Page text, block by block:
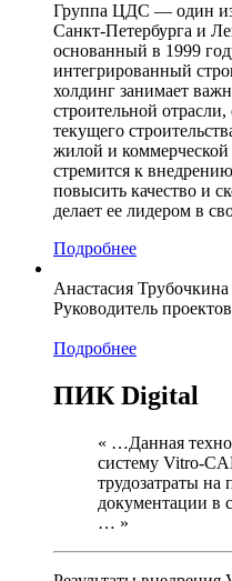
Группа ЦДС — один
Санкт-Петербурга и
основанный в 1999
интегрированный
холдинг занимает
строительной
текущего
жилой и
стремится к
повысить качество и
делает ее лидером в
Подробнее
Анастасия Трубочкина
Руководитель
Подробнее
ПИК Digital
« …Данная
систему Vitro-
трудозатраты на
документации в
… »